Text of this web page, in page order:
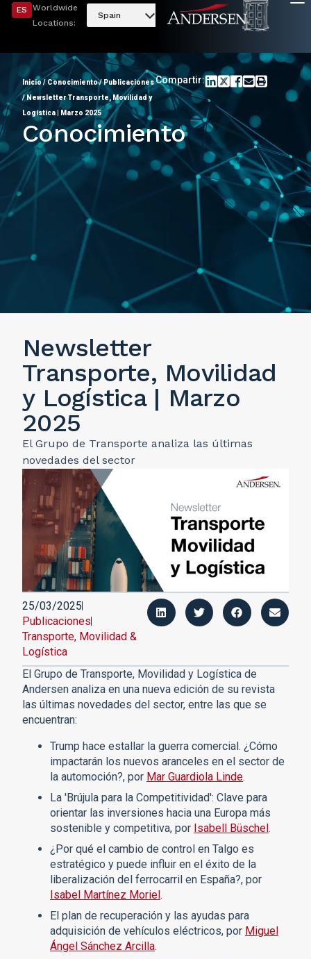
ES
Worldwide
Locations:
Spain
Inicio/ Conocimiento/Publicaciones
/Newsletter Transporte, Movilidad y
Logística | Marzo 2025
Compartir:
Conocimiento
Newsletter
Transporte, Movilidad
y Logística | Marzo
2025
El Grupo de Transporte analiza las últimas
novedades del sector
25/03/2025
Publicaciones
Transporte, Movilidad &
Logística
El Grupo de Transporte, Movilidad y Logística de
Andersen analiza en una nueva edición de su revista
las últimas novedades del sector, entre las que se
encuentran:​
Trump hace estallar la guerra comercial. ¿Cómo
impactarán los nuevos aranceles en el sector de
la automoción?, por Mar Guardiola Linde.
La 'Brújula para la Competitividad': Clave para
orientar las inversiones hacia una Europa más
sostenible y competitiva, por Isabell Büschel.
¿Por qué el cambio de control en Talgo es
estratégico y puede influir en el éxito de la
liberalización del ferrocarril en España?, por
Isabel Martínez Moriel.
El plan de recuperación y las ayudas para
adquisición de vehículos eléctricos, por Miguel
Ángel Sánchez Arcilla.